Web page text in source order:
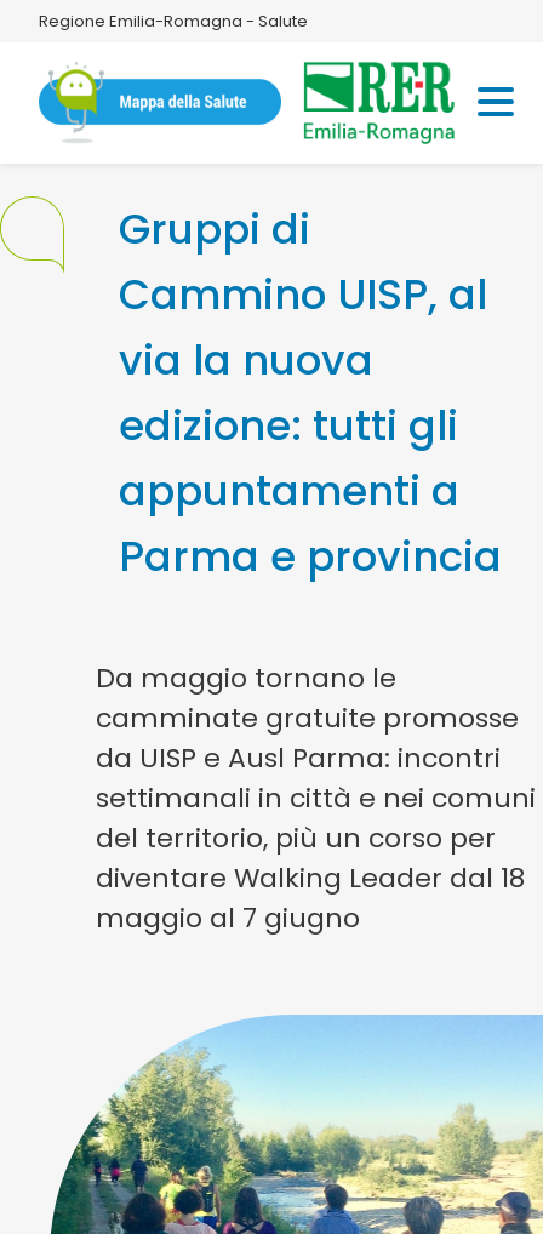
Regione Emilia-Romagna - Salute
Gruppi di
Cammino UISP, al
via la nuova
edizione: tutti gli
appuntamenti a
Parma e provincia
Da maggio tornano le
camminate gratuite promosse
da UISP e Ausl Parma: incontri
settimanali in città e nei comuni
del territorio, più un corso per
diventare Walking Leader dal 18
maggio al 7 giugno